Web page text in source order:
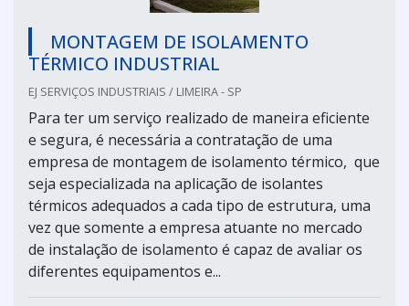
MONTAGEM DE ISOLAMENTO
TÉRMICO INDUSTRIAL
EJ SERVIÇOS INDUSTRIAIS / LIMEIRA - SP
Para ter um serviço realizado de maneira eficiente
e segura, é necessária a contratação de uma
empresa de montagem de isolamento térmico, que
seja especializada na aplicação de isolantes
térmicos adequados a cada tipo de estrutura, uma
vez que somente a empresa atuante no mercado
de instalação de isolamento é capaz de avaliar os
diferentes equipamentos e...